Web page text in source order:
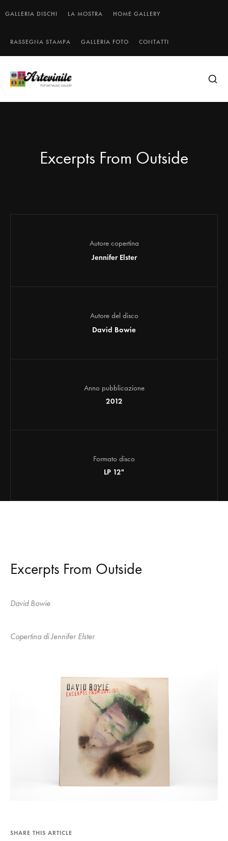
GALLERIA DISCHI LA MOSTRA HOME GALLERY
RASSEGNA STAMPA GALLERIA FOTO CONTATTI
Excerpts From Outside
Autore copertina
Jennifer Elster
Autore del disco
David Bowie
Anno pubblicazione
2012
Formato disco
LP 12"
Excerpts From Outside
David Bowie
Copertina di Jennifer Elster
SHARE THIS ARTICLE